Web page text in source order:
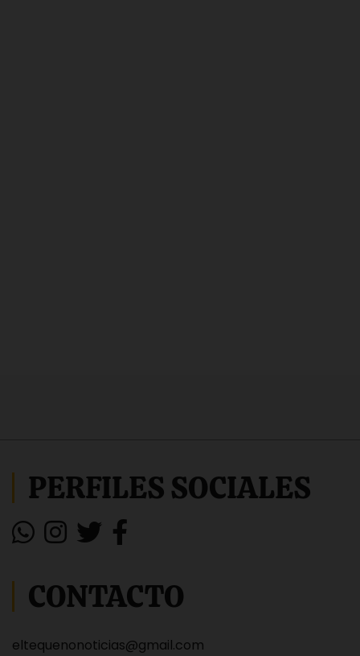
PERFILES SOCIALES
CONTACTO
eltequenonoticias@gmail.com